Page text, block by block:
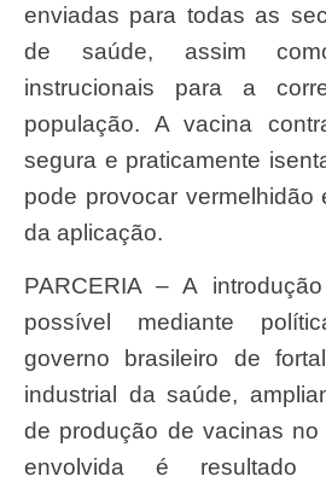
enviadas para todas as
de saúde, assim
instrucionais para a
população. A vacina
segura e praticamente
pode provocar vermelhidão
da aplicação.
PARCERIA – A introdução desta vacina foi
possível mediante
governo brasileiro de
industrial da saúde,
de produção de vacinas
envolvida é